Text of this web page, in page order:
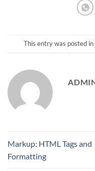
This entry was posted in
Markup: HTML Tags and
Formatting